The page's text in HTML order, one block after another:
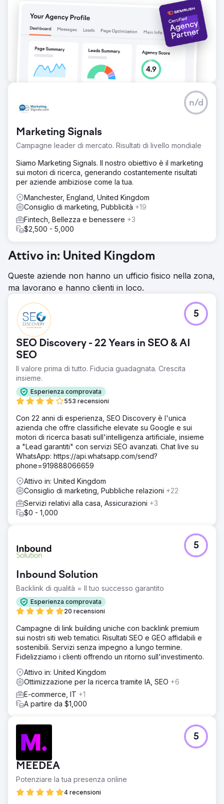
Marketing Signals
Campagne leader di mercato. Risultati di livello mondiale
n/d
Siamo Marketing Signals. Il nostro obiettivo è il marketing
sui motori di ricerca, generando costantemente risultati
per aziende ambiziose come la tua.
Manchester, England, United Kingdom
Consiglio di marketing, Pubblicità +19
Fintech, Bellezza e benessere +3
$2,500 - 5,000
Attivo in: United Kingdom
Queste aziende non hanno un ufficio fisico nella zona,
ma lavorano e hanno clienti in loco.
SEO Discovery - 22 Years in SEO & AI
SEO
Il valore prima di tutto. Fiducia guadagnata. Crescita
insieme.
Esperienza comprovata
553 recensioni
5
Con 22 anni di esperienza, SEO Discovery è l'unica
azienda che offre classifiche elevate su Google e sui
motori di ricerca basati sull'intelligenza artificiale, insieme
a "Lead garantiti" con servizi SEO avanzati. Chat live su
WhatsApp: https://api.whatsapp.com/send?
phone=919888066659
Attivo in: United Kingdom
Consiglio di marketing, Pubbliche relazioni +22
Servizi relativi alla casa, Assicurazioni +3
$0 - 1,000
Inbound Solution
Backlink di qualità = Il tuo successo garantito
Esperienza comprovata
20 recensioni
5
Campagne di link building uniche con backlink premium
sui nostri siti web tematici. Risultati SEO e GEO affidabili e
sostenibili. Servizi senza impegno a lungo termine.
Fidelizziamo i clienti offrendo un ritorno sull'investimento.
Attivo in: United Kingdom
Ottimizzazione per la ricerca tramite IA, SEO +6
E-commerce, IT +1
A partire da $1,000
MEEDEA
Potenziare la tua presenza online
4 recensioni
5